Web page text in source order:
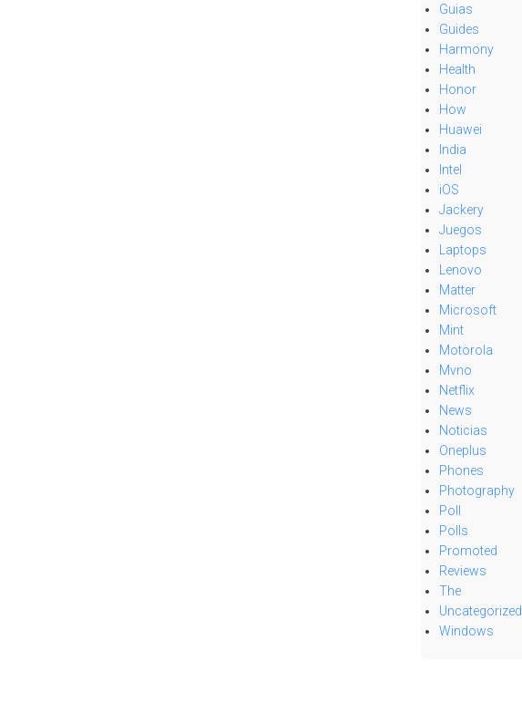
Guias
Guides
Harmony
Health
Honor
How
Huawei
India
Intel
iOS
Jackery
Juegos
Laptops
Lenovo
Matter
Microsoft
Mint
Motorola
Mvno
Netflix
News
Noticias
Oneplus
Phones
Photography
Poll
Polls
Promoted
Reviews
The
Uncategorized
Windows